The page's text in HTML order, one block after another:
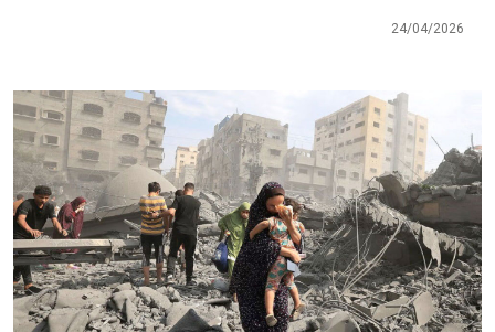
24/04/2026
Imagen